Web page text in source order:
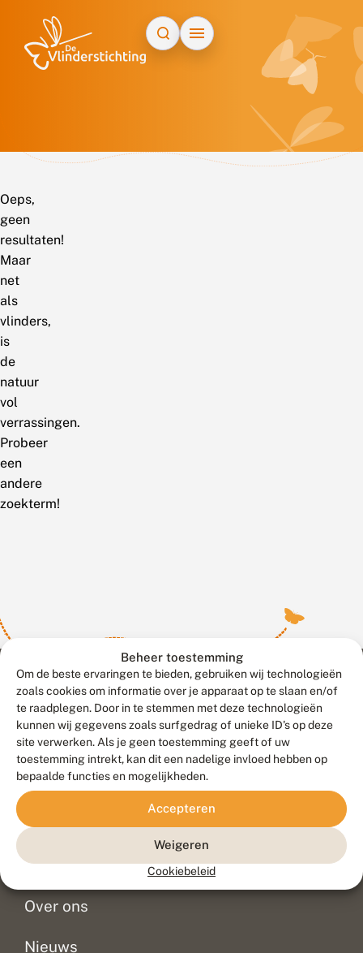
Beheer toestemming
Om de beste ervaringen te bieden, gebruiken wij technologieën
zoals cookies om informatie over je apparaat op te slaan en/of
te raadplegen. Door in te stemmen met deze technologieën
kunnen wij gegevens zoals surfgedrag of unieke ID's op deze
site verwerken. Als je geen toestemming geeft of uw
toestemming intrekt, kan dit een nadelige invloed hebben op
bepaalde functies en mogelijkheden.
Accepteren
Weigeren
Cookiebeleid
Oeps,
geen
resultaten!
Maar
net
als
vlinders,
is
de
natuur
vol
verrassingen.
Probeer
een
andere
zoekterm!
Contact
Veelgestelde vragen
Doneer
Over ons
Nieuws
Meld waarnemingen© 2026 Vlinderstichting
Duurzaam ontwikkeld door
Go2People
, ontworpen door
Blue Field Agency
Privacy
Disclaimer
Sitemap